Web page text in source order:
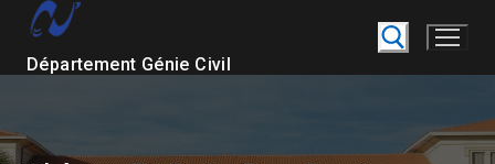
Département Génie Civil